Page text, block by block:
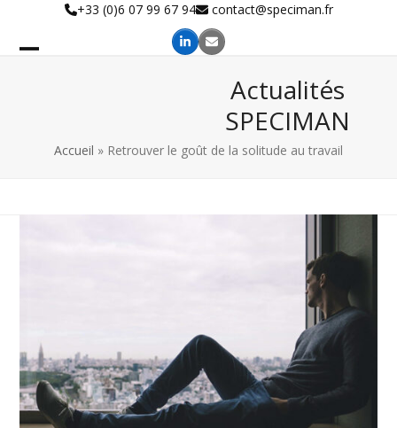
content
+33 (0)6 07 99 67 94 contact@speciman.fr
Actualités
SPECIMAN
Accueil » Retrouver le goût de la solitude au travail